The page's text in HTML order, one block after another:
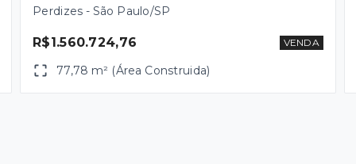
Perdizes - São Paulo/SP
R$1.560.724,76 VENDA
77,78 m² (Área Construida)